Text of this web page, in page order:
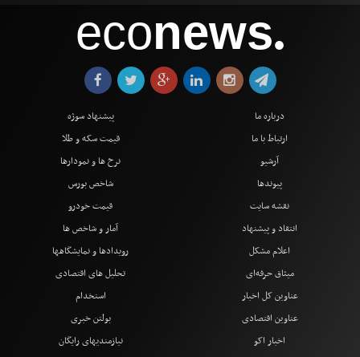
econews●
درباره ما
ارتباط با ما
آرشیو
پیوندها
نقشه سایت
انتقاد و پیشنهاد
اعلام مشکل
میثاق حرفه‌ای
پیشنهاد سوژه
قیمت سکه و طلا
نرخ ها و نمودارها
شاخص بورس
قیمت خودرو
آمار و شاخص ها
رویدادها و نمایشگاهها
تحلیل های اقتصادی
عناوین کل اخبار
عناوین اقتصادی
اخبار اکو
استخدام
بولتن خبری
نیازمندیهای رایگان